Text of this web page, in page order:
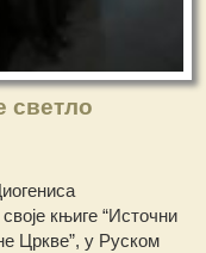
светло
књиге “Источни
Цркве”, у Руском